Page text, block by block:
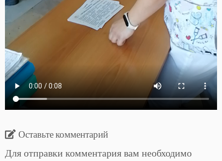
Оставьте комментарий
Для отправки комментария вам необходимо